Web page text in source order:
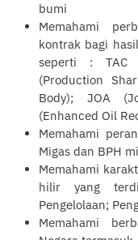
bumi
Memahami
kontrak bagi
seperti : TAC
(Production
Body); JOA
(Enhanced Oil
Memahami
Migas dan BPH
Memahami
hilir yang
Pengelolaan;
Memahami